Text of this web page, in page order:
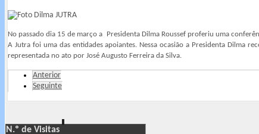
No passado dia 15 de março a Presidenta Dilma Roussef proferiu uma
A Jutra foi uma das entidades apoiantes. Nessa ocasião a Presidenta Dilma
representada no ato por José Augusto Ferreira da Silva.
Anterior
Seguinte
N.º de Visitas